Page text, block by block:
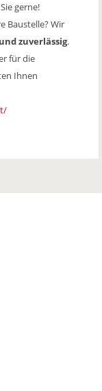
gerne!
Baustelle? Wir
zuverlässig.
für die
Ihnen